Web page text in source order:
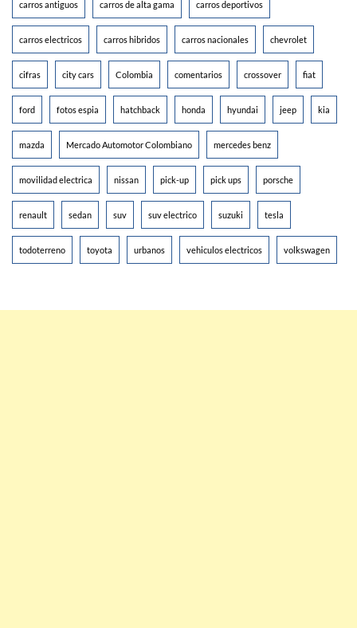
carros antiguos carros de alta gama carros deportivos
carros electricos carros hibridos carros nacionales chevrolet
cifras city cars Colombia comentarios crossover fiat
ford fotos espia hatchback honda hyundai jeep kia
mazda Mercado Automotor Colombiano mercedes benz
movilidad electrica nissan pick-up pick ups porsche
renault sedan suv suv electrico suzuki tesla
todoterreno toyota urbanos vehiculos electricos volkswagen